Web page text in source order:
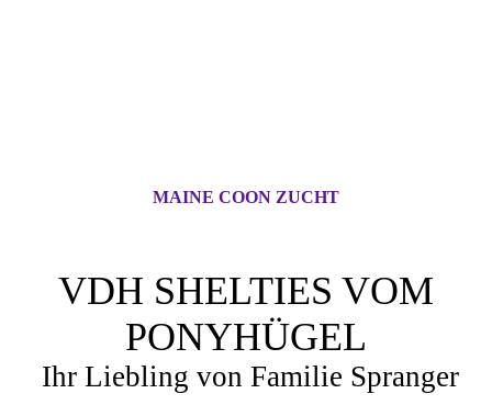
MAINE COON ZUCHT
VDH SHELTIES VOM
PONYHÜGEL
Ihr Liebling von Familie Spranger